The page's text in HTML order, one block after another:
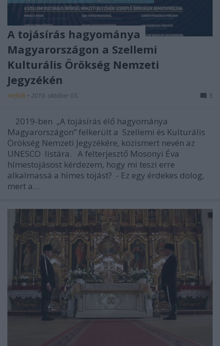
A tojásírás hagyománya
Magyarországon a Szellemi
Kulturális Örökség Nemzeti
Jegyzékén
netfolk • 2019. október 03. 3
2019-ben „A tojásírás élő hagyománya
Magyarországon” felkerült a Szellemi és Kulturális
Örökség Nemzeti Jegyzékére, közismert nevén az
UNESCO listára. A felterjesztő Mosonyi Éva
hímestojásost kérdezem, hogy mi teszi erre
alkalmassá a hímes tojást? - Ez egy érdekes dolog,
mert a…